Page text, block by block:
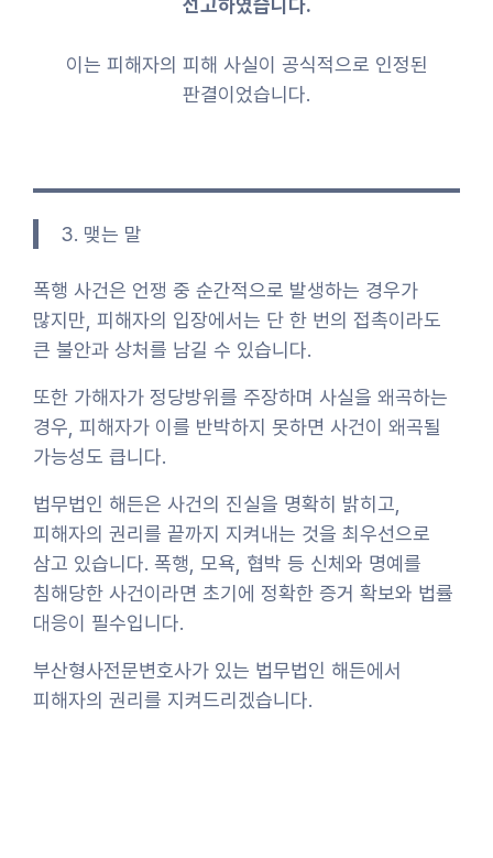
선고하였습니다.
이는 피해자의 피해 사실이 공식적으로 인정된
판결이었습니다.
3. 맺는 말
폭행 사건은 언쟁 중 순간적으로 발생하는 경우가
많지만, 피해자의 입장에서는 단 한 번의 접촉이라도
큰 불안과 상처를 남길 수 있습니다.
또한 가해자가 정당방위를 주장하며 사실을 왜곡하는
경우, 피해자가 이를 반박하지 못하면 사건이 왜곡될
가능성도 큽니다.
법무법인 해든은 사건의 진실을 명확히 밝히고,
피해자의 권리를 끝까지 지켜내는 것을 최우선으로
삼고 있습니다. 폭행, 모욕, 협박 등 신체와 명예를
침해당한 사건이라면 초기에 정확한 증거 확보와 법률
대응이 필수입니다.
부산형사전문변호사가 있는 법무법인 해든에서
피해자의 권리를 지켜드리겠습니다.